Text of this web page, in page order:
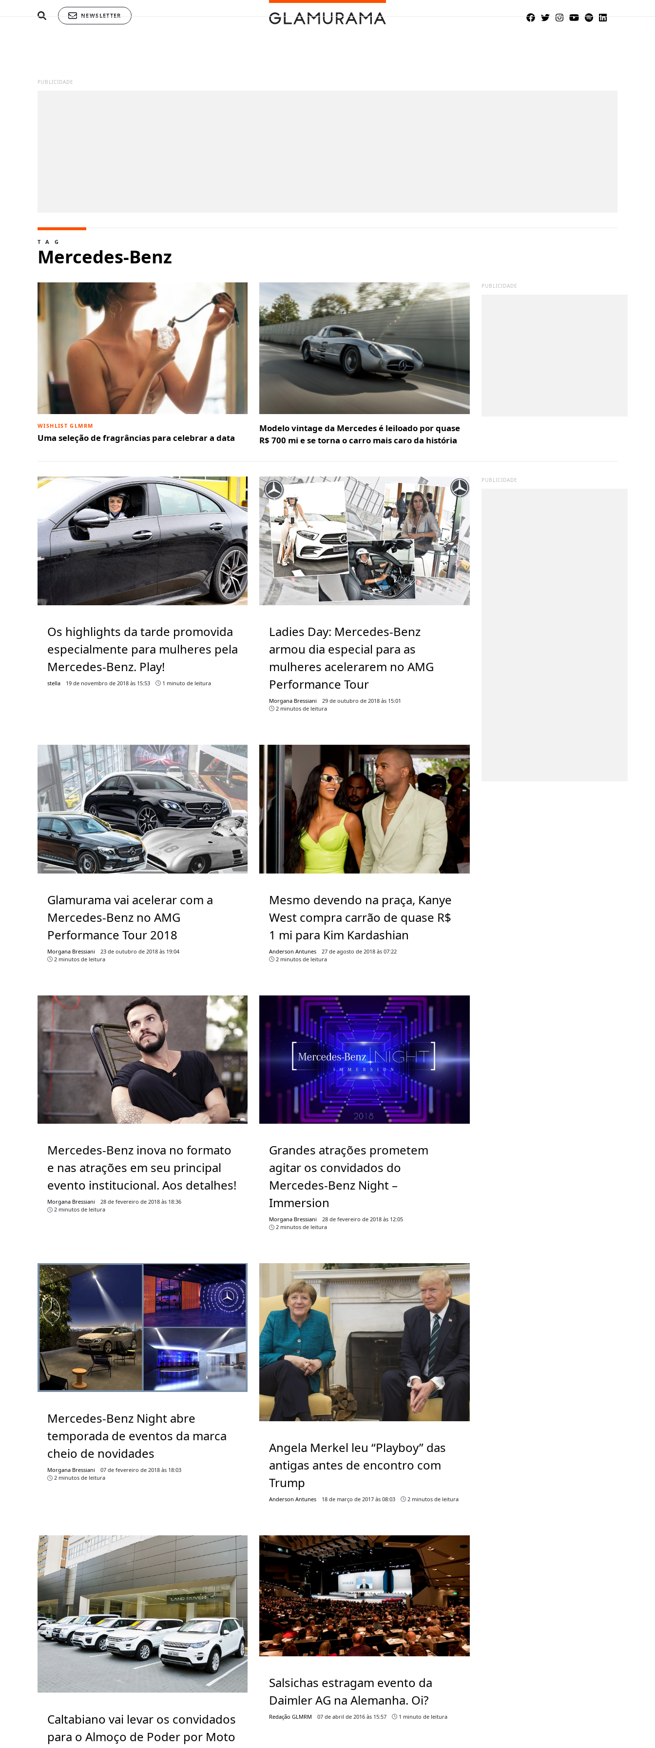
NEWSLETTER
PUBLICIDADE
TAG
Mercedes-Benz
WISHLIST GLMRM
Uma seleção de fragrâncias para celebrar a data
Modelo vintage da Mercedes é leiloado por quase
R$ 700 mi e se torna o carro mais caro da história
PUBLICIDADE
Os highlights da tarde promovida
especialmente para mulheres pela
Mercedes-Benz. Play!
stella 19 de novembro de 2018 às 15:53 1 minuto de leitura
Ladies Day: Mercedes-Benz
armou dia especial para as
mulheres acelerarem no AMG
Performance Tour
Morgana Bressiani
29 de outubro de 2018 às 15:01
2 minutos de leitura
Glamurama vai acelerar com a
Mercedes-Benz no AMG
Performance Tour 2018
Morgana Bressiani
23 de outubro de 2018 às 19:04
2 minutos de leitura
Mesmo devendo na praça, Kanye
West compra carrão de quase R$
1 mi para Kim Kardashian
Anderson Antunes
27 de agosto de 2018 às 07:22
2 minutos de leitura
Mercedes-Benz inova no formato
e nas atrações em seu principal
evento institucional. Aos detalhes!
Morgana Bressiani
28 de fevereiro de 2018 às 18:36
2 minutos de leitura
Grandes atrações prometem
agitar os convidados do
Mercedes-Benz Night –
Immersion
Morgana Bressiani
28 de fevereiro de 2018 às 12:05
2 minutos de leitura
Mercedes-Benz Night abre
temporada de eventos da marca
cheio de novidades
Morgana Bressiani
07 de fevereiro de 2018 às 18:03
2 minutos de leitura
Angela Merkel leu “Playboy” das
antigas antes de encontro com
Trump
Anderson Antunes 18 de março de 2017 às 08:03 2 minutos de leitura
Caltabiano vai levar os convidados
para o Almoço de Poder por Moto
Salsichas estragam evento da
Daimler AG na Alemanha. Oi?
Redação GLMRM 07 de abril de 2016 às 15:57 1 minuto de leitura
PUBLICIDADE